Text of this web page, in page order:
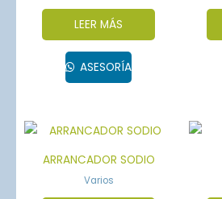
LEER MÁS
ASESORÍA
ARRANCADOR SODIO
Varios